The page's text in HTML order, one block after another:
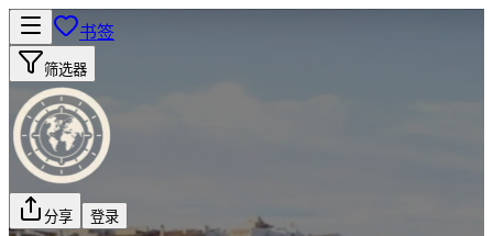
书签
筛选器
分享 登录